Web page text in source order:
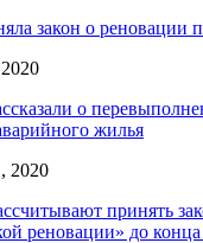
закон о реновации
о
жилья
2020
принять
реновации» до конца